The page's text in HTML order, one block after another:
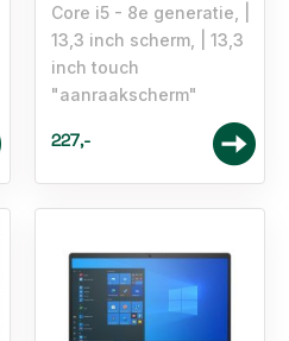
Core i5 - 8e generatie,
13,3 inch scherm,
13,3
inch touch
"aanraakscherm"
227,-